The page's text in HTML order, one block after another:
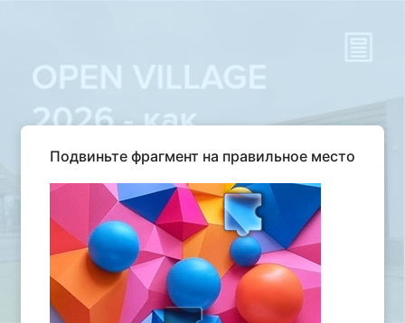
Подвиньте фрагмент на правильное место